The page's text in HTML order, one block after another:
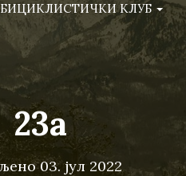
БИЦИКЛИСТИЧКИ КЛУБ
23a
03. јул 2022